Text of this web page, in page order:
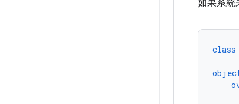
如果系統
class